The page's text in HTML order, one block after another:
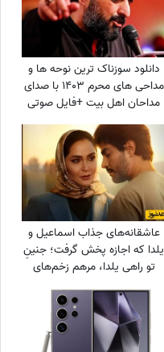
دانلود سوزناک ترین نوحه ها و
مداحی های محرم 1403 با صدای
مداحان اهل بیت +فایل صوتی
عاشقانه‌های جذاب اسماعیل و
یلدا که اجازه پخش گرفت؛ جنینِ
تو راهی یلدا، مرهم زخم‌های